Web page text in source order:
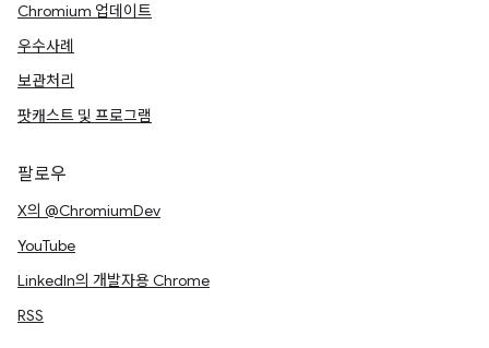
Chromium 업데이트
우수사례
보관처리
팟캐스트 및 프로그램
팔로우
X의 @ChromiumDev
YouTube
LinkedIn의 개발자용 Chrome
RSS